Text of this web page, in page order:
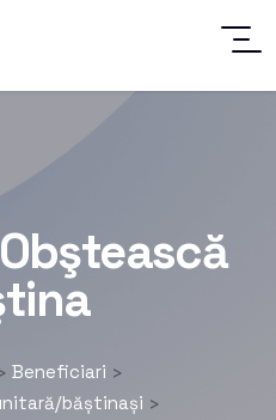
Beneficiari >
băștinași >